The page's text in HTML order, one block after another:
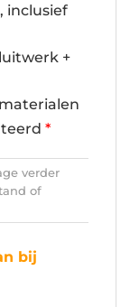
inclusief
+
*
verder
of
bij